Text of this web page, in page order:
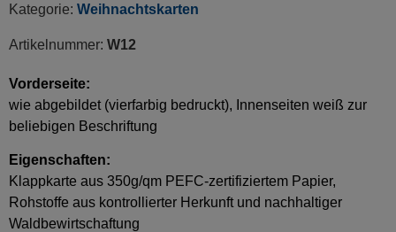
Kategorie: Weihnachtskarten
Artikelnummer: W12
Vorderseite:
wie abgebildet (vierfarbig bedruckt), Innenseiten weiß zur
beliebigen Beschriftung
Eigenschaften:
Klappkarte aus 350g/qm PEFC-zertifiziertem Papier,
Rohstoffe aus kontrollierter Herkunft und nachhaltiger
Waldbewirtschaftung